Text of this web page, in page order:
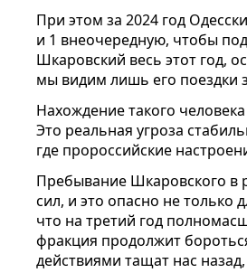
При этом за 2024 год
и 1 внеочередную, чтобы
Шкаровский весь этот год,
мы видим лишь его поездки
Нахождение такого
Это реальная угроза
где пророссийские
Пребывание Шкаровского в
сил, и это опасно не только
что на третий год
фракция продолжит
действиями тащат нас